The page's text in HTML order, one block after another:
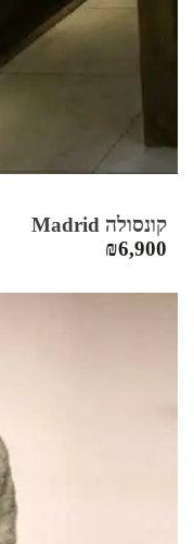
קונסולה Madrid
₪6,900